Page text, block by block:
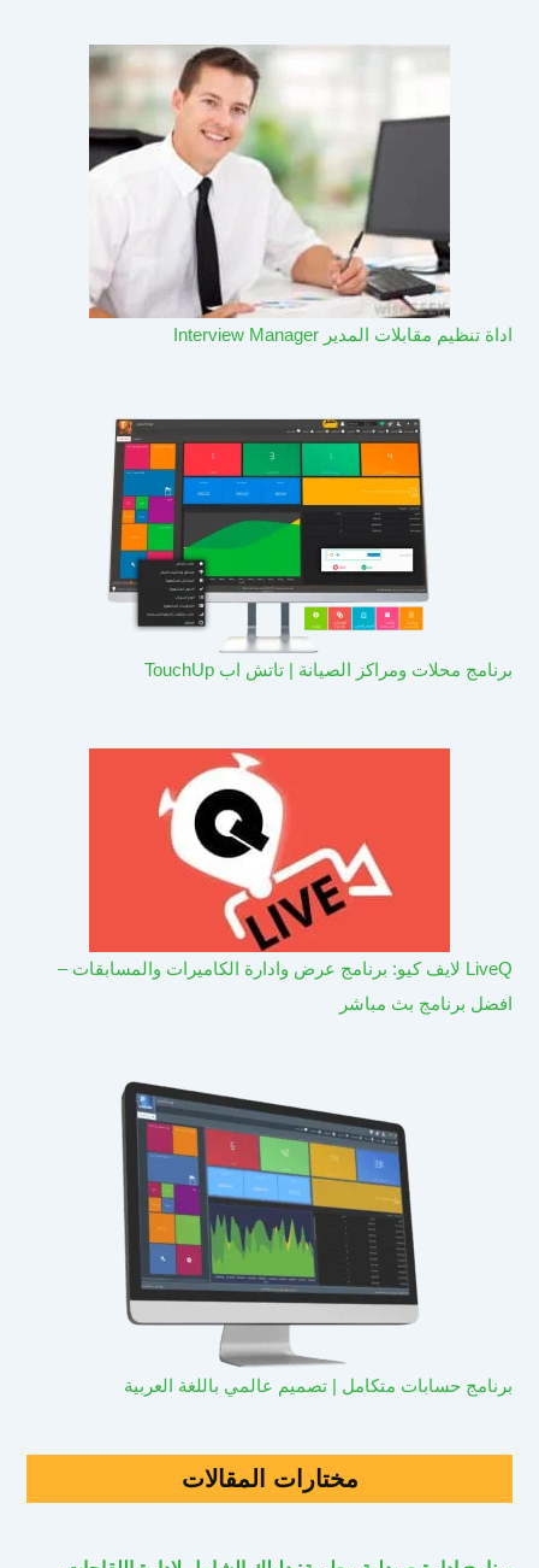
اداة تنظيم مقابلات المدير Interview Manager
برنامج محلات ومراكز الصيانة | تاتش اب TouchUp
LiveQ لايف كيو: برنامج عرض وادارة الكاميرات والمسابقات –
افضل برنامج بث مباشر
برنامج حسابات متكامل | تصميم عالمي باللغة العربية
مختارات المقالات